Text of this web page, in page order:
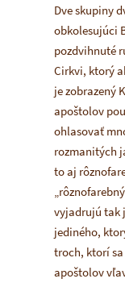
Dve skupiny
obkolesujúci
pozdvihnuté
Cirkvi, ktorý
je zobrazený
apoštolov
ohlasovať
rozmanitých
to aj
vyjadrujú tak
jediného,
troch, ktorí
apoštolov